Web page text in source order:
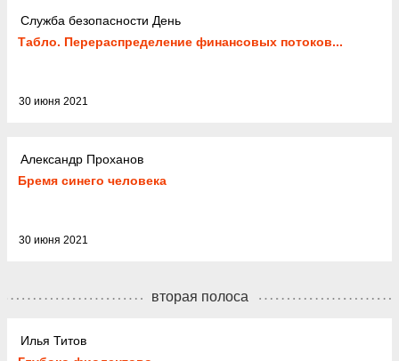
Служба безопасности День
Табло. Перераспределение финансовых потоков...
30 июня 2021
Александр Проханов
Бремя синего человека
30 июня 2021
вторая полоса
Илья Титов